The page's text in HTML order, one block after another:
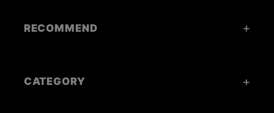
RECOMMEND
CATEGORY